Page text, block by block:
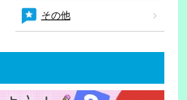
その他